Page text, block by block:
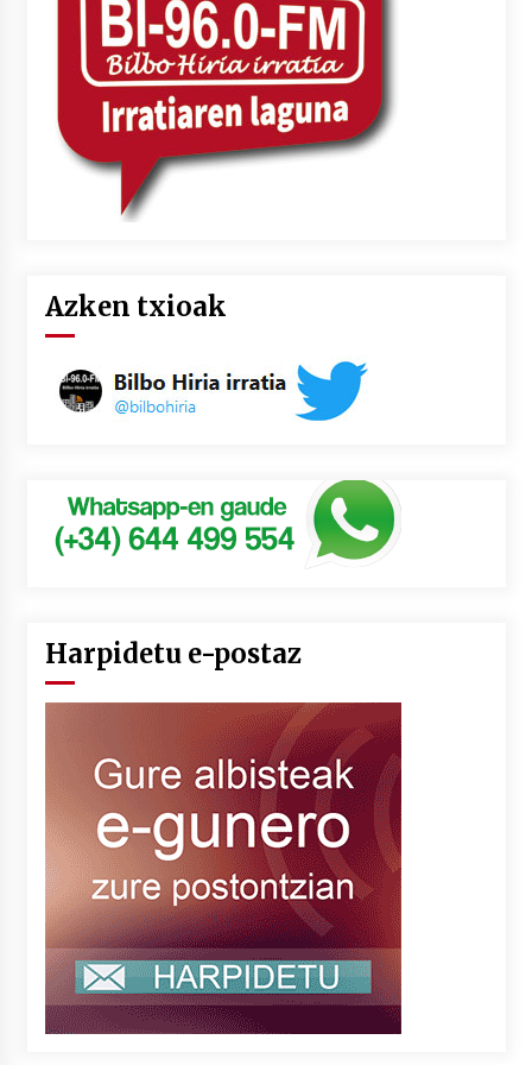
2026/07/03
MUSIBLA #297: Bide, Boards Of Canada, Somak,
Tiga, Twisted Teens, Underscores, Habia
2026/07/02
Azken txioak
Harpidetu e-postaz